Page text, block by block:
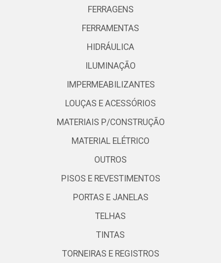
FERRAGENS
FERRAMENTAS
HIDRÁULICA
ILUMINAÇÃO
IMPERMEABILIZANTES
LOUÇAS E ACESSÓRIOS
MATERIAIS P/CONSTRUÇÃO
MATERIAL ELÉTRICO
OUTROS
PISOS E REVESTIMENTOS
PORTAS E JANELAS
TELHAS
TINTAS
TORNEIRAS E REGISTROS